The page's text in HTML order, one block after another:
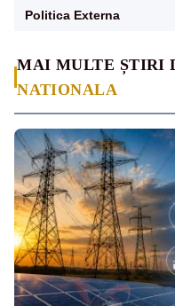
MAI MULTE ȘTIRI
NATIONALA
Politica Externa